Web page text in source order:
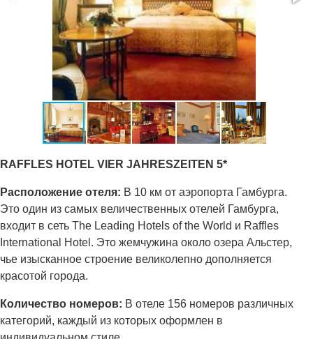
RAFFLES HOTEL VIER JAHRESZEITEN 5*
Расположение отеля: В 10 км от аэропорта Гамбурга.
Это один из самых величественных отелей Гамбурга,
входит в сеть The Leading Hotels of the World и Raffles
International Hotel. Это жемчужина около озера Альстер,
чье изысканное строение великолепно дополняется
красотой города.
Количество номеров: В отеле 156 номеров различных
категорий, каждый из которых оформлен в